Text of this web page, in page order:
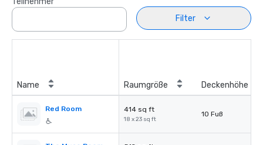
Filter
Name Raumgröße Deckenhöhe
Red Room 414 sq ft
18 x 23 sq ft
10 Fuß